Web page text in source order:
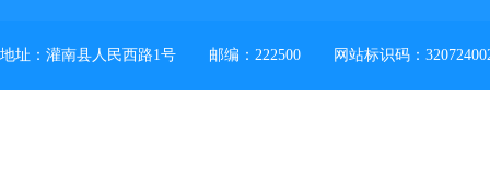
地址：灌南县人民西路1号 邮编：222500 网站标识码：